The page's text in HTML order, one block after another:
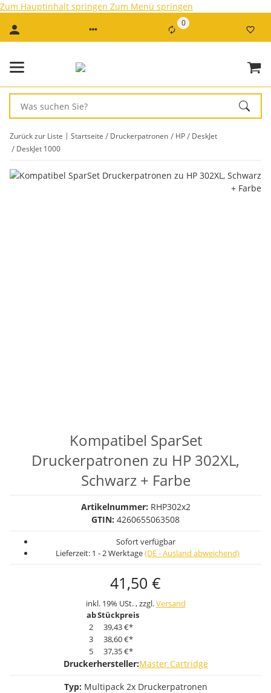
Zum Hauptinhalt springen Zum Menü springen
0
Zurück zur Liste Startseite Druckerpatronen HP
DeskJet
DeskJet 1000
Kompatibel SparSet
Druckerpatronen zu HP 302XL,
Schwarz + Farbe
Artikelnummer: RHP302x2
GTIN: 4260655063508
Sofort verfügbar
Lieferzeit: 1 - 2 Werktage(DE - Ausland abweichend)
41,50 €
inkl. 19% USt. , zzgl.Versand
abStückpreis
2
39,43 €*
3
38,60 €*
5
37,35 €*
Druckerhersteller:Master Cartridge
Typ: Multipack 2x Druckerpatronen